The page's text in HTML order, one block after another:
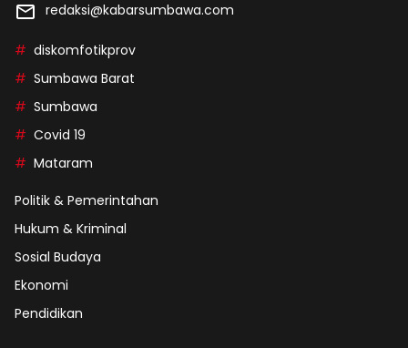
redaksi@kabarsumbawa.com
diskomfotikprov
Sumbawa Barat
Sumbawa
Covid 19
Mataram
Politik & Pemerintahan
Hukum & Kriminal
Sosial Budaya
Ekonomi
Pendidikan